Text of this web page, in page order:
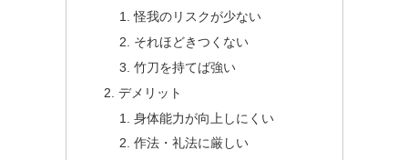
怪我のリスクが少ない
それほどきつくない
竹刀を持てば強い
デメリット
身体能力が向上しにくい
作法・礼法に厳しい